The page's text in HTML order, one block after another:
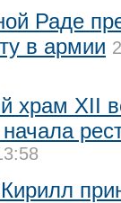
Раде
в армии
храм XII